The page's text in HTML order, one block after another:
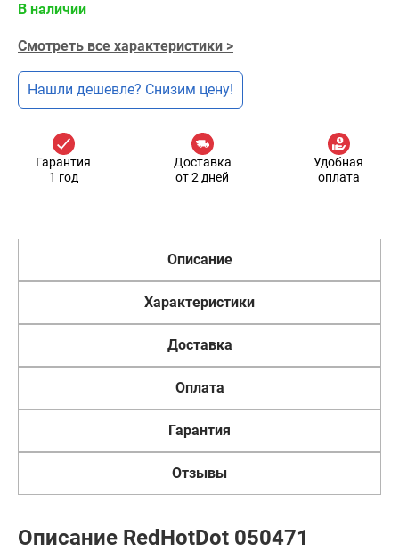
В наличии
Смотреть все характеристики >
Нашли дешевле? Снизим цену!
Гарантия
1 год
Доставка
от 2 дней
Удобная
оплата
Описание
Характеристики
Доставка
Оплата
Гарантия
Отзывы
Описание RedHotDot 050471